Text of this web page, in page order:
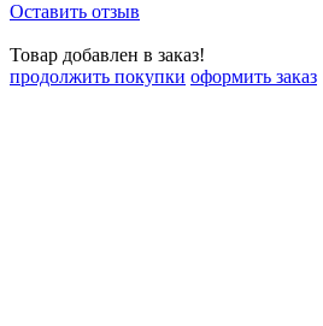
Оставить отзыв
Товар добавлен в заказ!
продолжить покупки оформить заказ